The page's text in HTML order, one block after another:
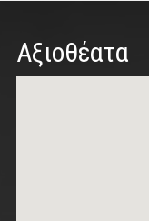
Αξιοθέατα